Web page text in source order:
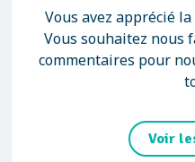
Vous avez apprécié
Vous souhaitez nous
commentaires pour
Voir